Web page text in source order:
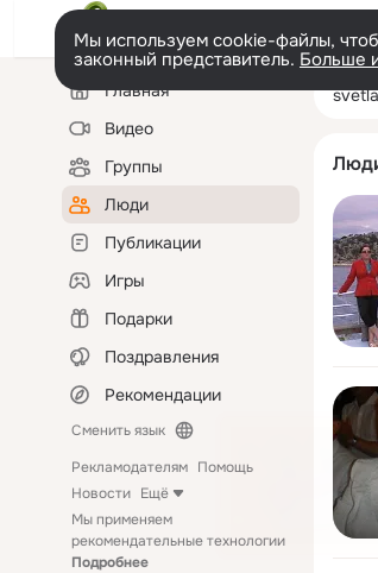
Мы используем cookie-файлы,
законный представитель. Больше
Левая
колонкаГлавная
Видео
Группы
Люди
Публикации
Игры
Подарки
Поздравления
Рекомендации
Сменить язык
Рекламодателям Помощь
Новости Ещё
Мы применяем
рекомендательные технологии
Подробнее